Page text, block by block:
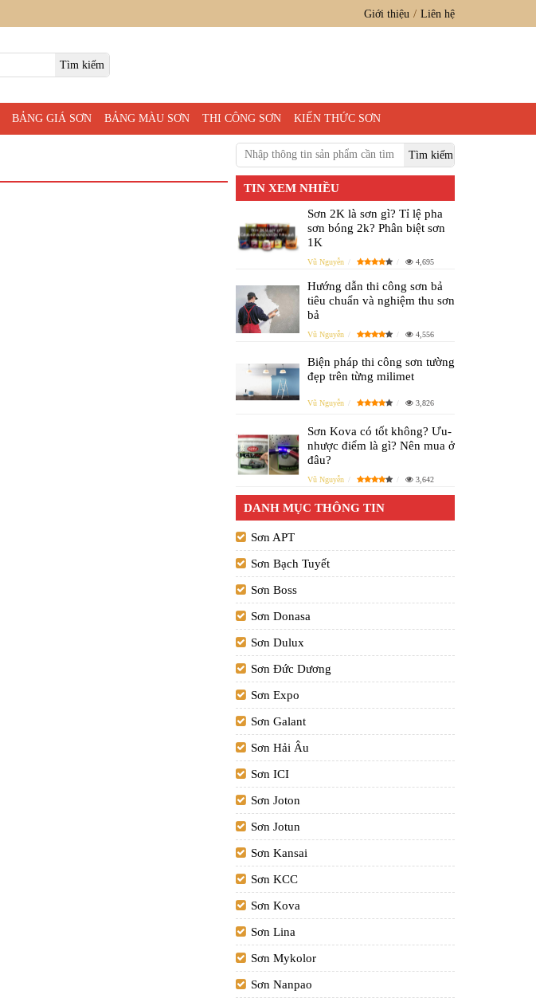
Giới thiệu Liên hệ
BẢNG GIÁ SƠN BẢNG MÀU SƠN THI CÔNG SƠN KIẾN THỨC SƠN
TIN XEM NHIỀU
Sơn 2K là sơn gì? Tỉ lệ pha
sơn bóng 2k? Phân biệt sơn
1K
Vũ Nguyễn 4,695
Hướng dẫn thi công sơn bả
tiêu chuẩn và nghiệm thu sơn
bả
Vũ Nguyễn 4,556
Biện pháp thi công sơn tường
đẹp trên từng milimet
Vũ Nguyễn 3,826
Sơn Kova có tốt không? Ưu-
nhược điểm là gì? Nên mua ở
đâu?
Vũ Nguyễn 3,642
DANH MỤC THÔNG TIN
Sơn APT
Sơn Bạch Tuyết
Sơn Boss
Sơn Donasa
Sơn Dulux
Sơn Đức Dương
Sơn Expo
Sơn Galant
Sơn Hải Âu
Sơn ICI
Sơn Joton
Sơn Jotun
Sơn Kansai
Sơn KCC
Sơn Kova
Sơn Lina
Sơn Mykolor
Sơn Nanpao